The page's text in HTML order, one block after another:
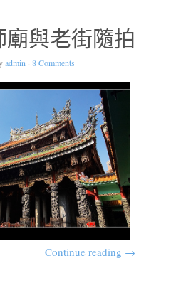
廟與老街隨拍
admin · 8 Comments
Continue reading →